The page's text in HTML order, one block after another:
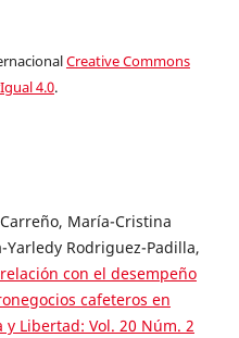
Creative Commons
4.0.
María-Cristina
Rodriguez-Padilla,
con el desempeño
cafeteros en
y Libertad: Vol. 20 Núm. 2